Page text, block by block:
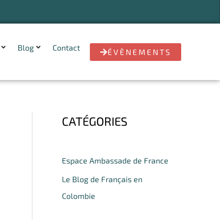
Blog Contact ÉVÈNEMENTS
CATÉGORIES
Espace Ambassade de France
Le Blog de Français en
Colombie